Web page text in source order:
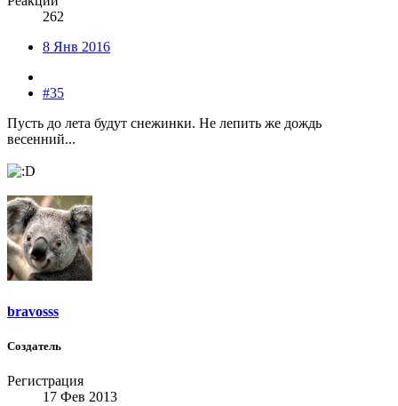
262
8 Янв 2016
#35
Пусть до лета будут снежинки. Не лепить же дождь
весенний...
bravosss
Создатель
Регистрация
17 Фев 2013